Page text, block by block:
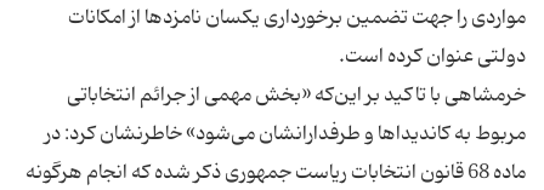
مواردی را جهت تضمین برخورداری یکسان نامزدها از امکانات
خرمشاهی با تاکید بر این‌که «بخش مهمی از جرائم انتخاباتی
مربوط به کاندیداها و طرفدارانشان می‌شود» خاطرنشان کرد: در
ماده 68 قانون انتخابات ریاست جمهوری ذکر شده که انجام هرگونه